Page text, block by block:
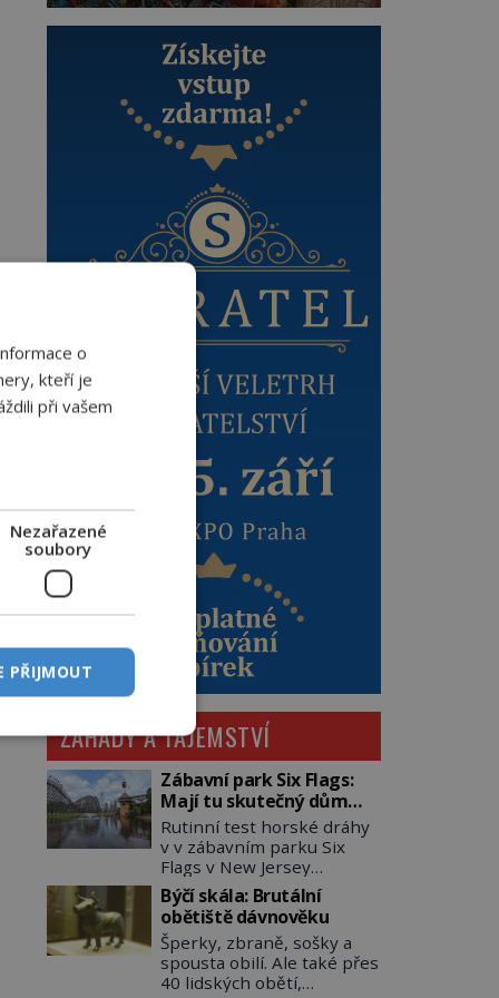
ZÁHADY A TAJEMSTVÍ
Zábavní park Six Flags:
Mají tu skutečný dům
hrůzy!
Rutinní test horské dráhy
v v zábavním parku Six
Flags v New Jersey
dopadne 16. srpna 1981
katastrofou. 20letý technik
Scott Tyler se zřítí na zem!
Zranění jsou neslučitelná
se životem. „Nepoužil
bezpečnostní zábranu,“
Býčí skála: Brutální
obětiště dávnověku
Šperky, zbraně, sošky a
spousta obilí. Ale také přes
40 lidských obětí,
o
kteří je
při vašem
Nezařazené
soubory
PŘIJMOUT